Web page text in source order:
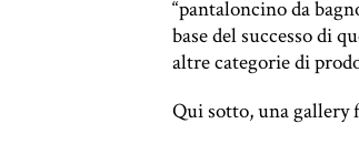
“pantaloncino da
base del successo di
altre categorie di
Qui sotto, una gallery